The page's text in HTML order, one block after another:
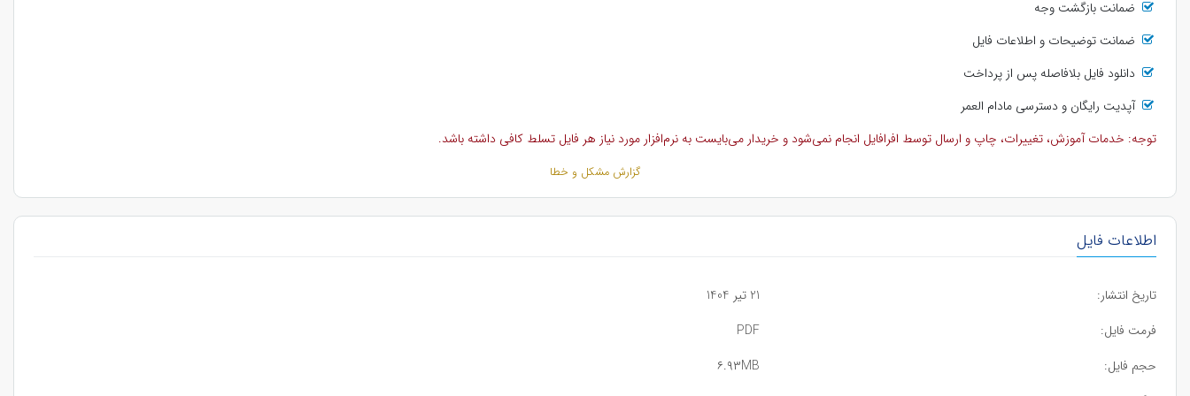
ضمانت بازگشت وجه
ضمانت توضیحات و اطلاعات فایل
دانلود فایل بلافاصله پس از پرداخت
آپدیت رایگان و دسترسی مادام العمر
توجه: خدمات آموزش، تغییرات، چاپ و ارسال توسط افرافایل انجام نمی‌شود و خریدار می‌بایست به نرم‌افزار مورد نیاز هر فایل تسلط کافی داشته باشد.
گزارش مشکل و خطا
اطلاعات فایل
تاریخ انتشار:
21 تیر 1404
فرمت فایل:
PDF
حجم فایل:
۶.۹۳MB